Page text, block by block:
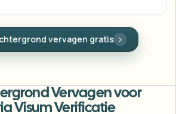
keer
automatiseren
vervagen
identiteiten met een zuiver
in één klik.
vervagen gratis
Vervagen voor
Visum Verificatie